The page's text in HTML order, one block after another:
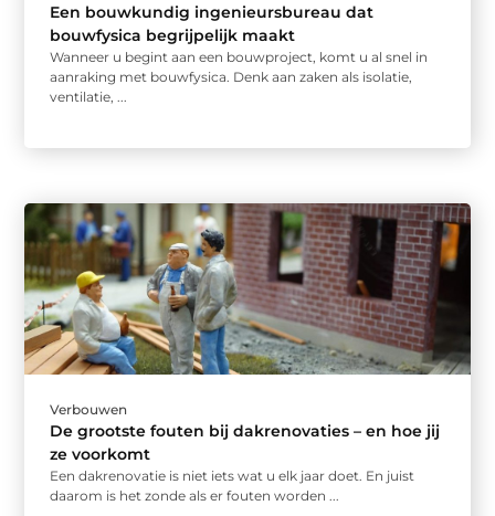
Een bouwkundig ingenieursbureau dat
bouwfysica begrijpelijk maakt
Wanneer u begint aan een bouwproject, komt u al snel in
aanraking met bouwfysica. Denk aan zaken als isolatie,
ventilatie, ...
Verbouwen
De grootste fouten bij dakrenovaties – en hoe jij
ze voorkomt
Een dakrenovatie is niet iets wat u elk jaar doet. En juist
daarom is het zonde als er fouten worden ...